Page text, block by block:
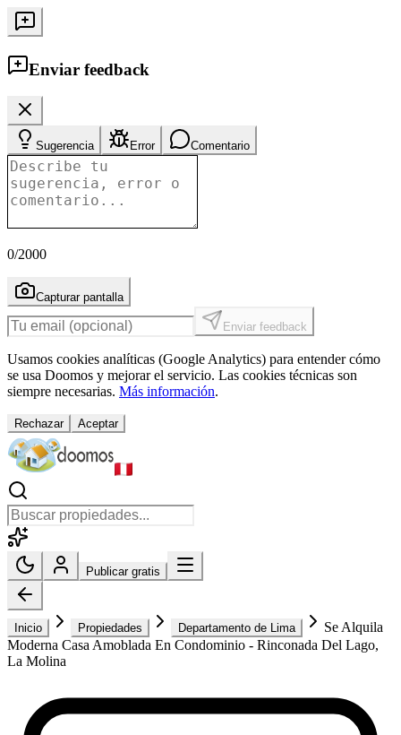
Enviar feedback
Sugerencia Error Comentario
0/2000
Capturar pantalla
Enviar feedback
Usamos cookies analíticas (Google Analytics) para entender cómo
se usa Doomos y mejorar el servicio. Las cookies técnicas son
siempre necesarias. Más información.
Rechazar Aceptar
Publicar gratis
Inicio Propiedades Departamento de Lima
Se Alquila
Moderna Casa Amoblada En Condominio - Rinconada Del Lago,
La Molina